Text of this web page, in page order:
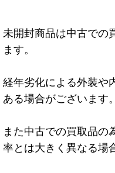
未開封商品は中古での
ます。
経年劣化による外装や
ある場合がございます。
また中古での買取品の
率とは大きく異なる場